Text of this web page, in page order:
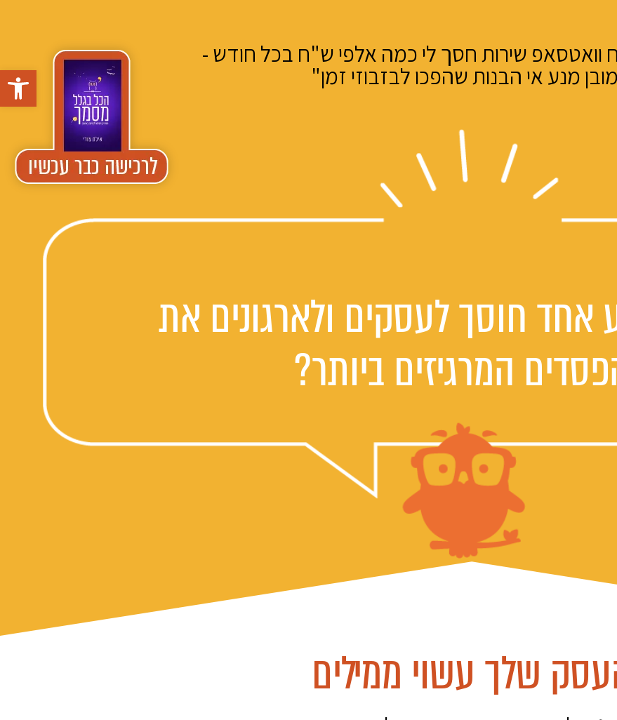
וואטסאפ שירות חסך לי כמה אלפי ש"ח בכל חודש -
מנע אי הבנות שהפכו לבזבוזי זמן"
אחד חוסך לעסקים ולארגונים את
המרגיזים ביותר?
שלך עשוי ממילים